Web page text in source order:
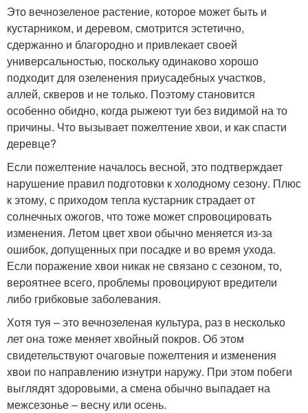
Это вечнозеленое растение, которое может быть и
кустарником, и деревом, смотрится эстетично,
сдержанно и благородно и привлекает своей
универсальностью, поскольку одинаково хорошо
подходит для озеленения приусадебных участков,
аллей, скверов и не только. Поэтому становится
особенно обидно, когда рыжеют туи без видимой на то
причины. Что вызывает пожелтение хвои, и как спасти
деревце?
Если пожелтение началось весной, это подтверждает
нарушение правил подготовки к холодному сезону. Плюс
к этому, с приходом тепла кустарник страдает от
солнечных ожогов, что тоже может спровоцировать
изменения. Летом цвет хвои обычно меняется из-за
ошибок, допущенных при посадке и во время ухода.
Если поражение хвои никак не связано с сезоном, то,
вероятнее всего, проблемы провоцируют вредители
либо грибковые заболевания.
Хотя туя – это вечнозеленая культура, раз в несколько
лет она тоже меняет хвойный покров. Об этом
свидетельствуют очаговые пожелтения и изменения
хвои по направлению изнутри наружу. При этом побеги
выглядят здоровыми, а смена обычно выпадает на
межсезонье – весну или осень.